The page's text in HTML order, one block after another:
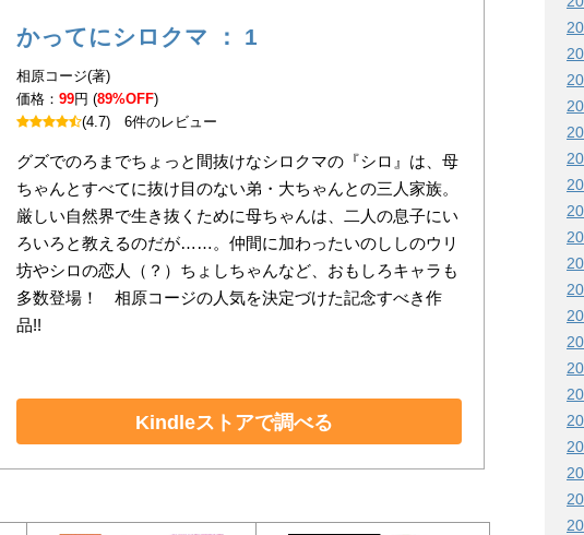
かってにシロクマ ： 1
相原コージ(著)
価格：99円 (89%OFF)
(4.7)6件のレビュー
グズでのろまでちょっと間抜けなシロクマの『シロ』は、母
ちゃんとすべてに抜け目のない弟・大ちゃんとの三人家族。
厳しい自然界で生き抜くために母ちゃんは、二人の息子にい
ろいろと教えるのだが……。仲間に加わったいのししのウリ
坊やシロの恋人（？）ちょしちゃんなど、おもしろキャラも
多数登場！ 相原コージの人気を決定づけた記念すべき作
品!!
Kindleストアで調べる